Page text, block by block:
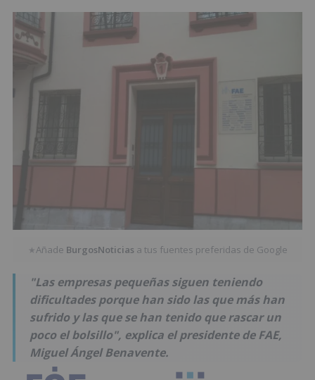
★Añade BurgosNoticias a tus fuentes preferidas de Google
"Las empresas pequeñas siguen teniendo
dificultades porque han sido las que más han
sufrido y las que se han tenido que rascar un
poco el bolsillo", explica el presidente de FAE,
Miguel Ángel Benavente.